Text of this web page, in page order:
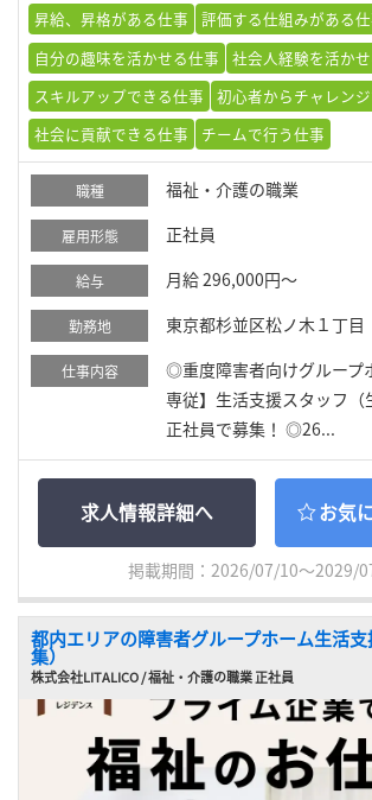
昇給、昇格がある仕事
評価する仕組みがある
自分の趣味を活かせる仕事
社会人経験を活か
スキルアップできる仕事
初心者からチャレン
社会に貢献できる仕事
チームで行う仕事
職種 福祉・介護の職業
雇用形態 正社員
給与 月給 296,000円～
勤務地 東京都杉並区松ノ木１丁目
仕事内容
◎重度障害者向けグループ
専従】生活支援スタッフ（
正社員で募集！ ◎26...
求人情報詳細へ お気
掲載期間：2026/07/10～2029/
都内エリアの障害者グループホーム生活
集）
株式会社LITALICO / 福祉・介護の職業 正社員